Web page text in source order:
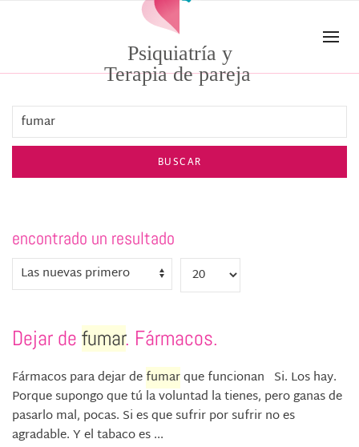
Skip to main contentPsiquiatría y
Terapia de pareja
BUSCAR
encontrado un resultado
Dejar de fumar. Fármacos.
Fármacos para dejar defumarque funcionan Si. Los hay.
Porque supongo que tú la voluntad la tienes, pero ganas de
pasarlo mal, pocas. Si es que sufrir por sufrir no es
agradable. Y el tabaco es ...